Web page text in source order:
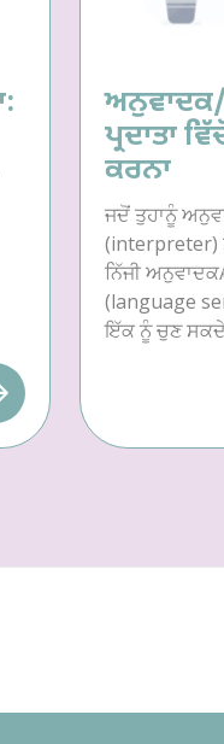
ਅਨੁਵਾਦਕ/
ਪ੍ਰਦਾਤਾ
ਕਰਨਾ
ਜਦੋਂ ਤੁਹਾਨੂੰ
(interpreter)
ਨਿੱਜੀ
(language
ਇੱਕ ਨੂੰ ਚੁਣ